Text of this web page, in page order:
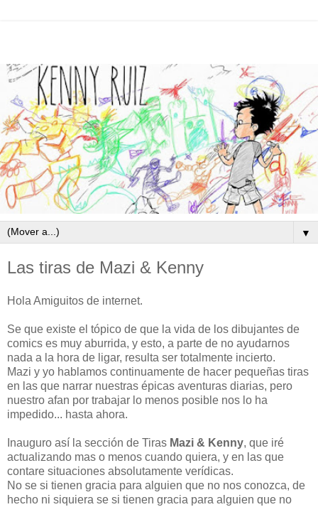
▼
Las tiras de Mazi & Kenny
Hola Amiguitos de internet.
Se que existe el tópico de que la vida de los dibujantes de
comics es muy aburrida, y esto, a parte de no ayudarnos
nada a la hora de ligar, resulta ser totalmente incierto.
Mazi y yo hablamos continuamente de hacer pequeñas tiras
en las que narrar nuestras épicas aventuras diarias, pero
nuestro afan por trabajar lo menos posible nos lo ha
impedido... hasta ahora.
Inauguro así la sección de Tiras Mazi & Kenny, que iré
actualizando mas o menos cuando quiera, y en las que
contare situaciones absolutamente verídicas.
No se si tienen gracia para alguien que no nos conozca, de
hecho ni siquiera se si tienen gracia para alguien que no